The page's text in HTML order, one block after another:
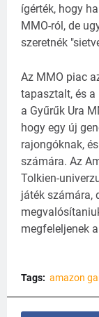
ígérték, hogy
MMO-ról, de
szeretnék
Az MMO piac
tapasztalt, és
a Gyűrűk Ura
hogy egy új
rajongóknak,
számára. Az
Tolkien-
játék számára,
megfeleljenek
Tags: amazon